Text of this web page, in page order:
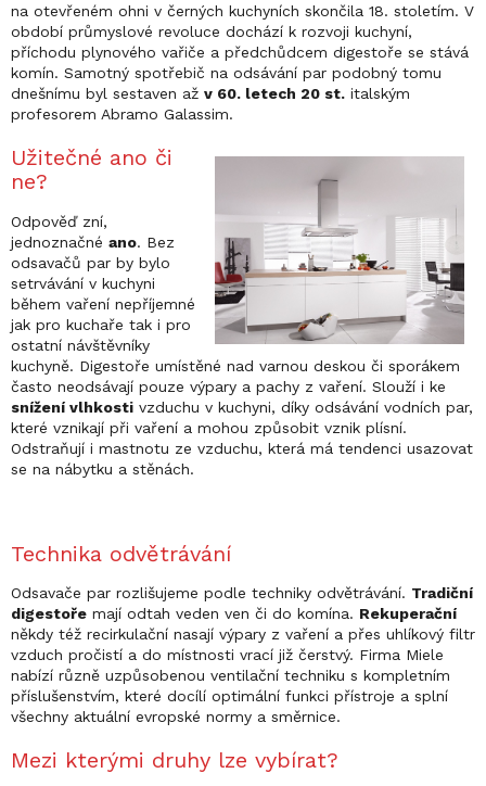
na otevřeném ohni v černých kuchyních skončila 18. stoletím. V
období průmyslové revoluce dochází k rozvoji kuchyní,
příchodu plynového vařiče a předchůdcem digestoře se stává
komín. Samotný spotřebič na odsávání par podobný tomu
dnešnímu byl sestaven až v 60. letech 20 st. italským
profesorem Abramo Galassim.
Užitečné ano či
ne?
Odpověď zní,
jednoznačné ano. Bez
odsavačů par by bylo
setrvávání v kuchyni
během vaření nepříjemné
jak pro kuchaře tak i pro
ostatní návštěvníky
kuchyně. Digestoře umístěné nad varnou deskou či sporákem
často neodsávají pouze výpary a pachy z vaření. Slouží i ke
snížení vlhkosti vzduchu v kuchyni, díky odsávání vodních par,
které vznikají při vaření a mohou způsobit vznik plísní.
Odstraňují i mastnotu ze vzduchu, která má tendenci usazovat
se na nábytku a stěnách.
Technika odvětrávání
Odsavače par rozlišujeme podle techniky odvětrávání. Tradiční
digestoře mají odtah veden ven či do komína. Rekuperační
někdy též recirkulační nasají výpary z vaření a přes uhlíkový filtr
vzduch pročistí a do místnosti vrací již čerstvý. Firma Miele
nabízí různě uzpůsobenou ventilační techniku s kompletním
příslušenstvím, které docílí optimální funkci přístroje a splní
všechny aktuální evropské normy a směrnice.
Mezi kterými druhy lze vybírat?